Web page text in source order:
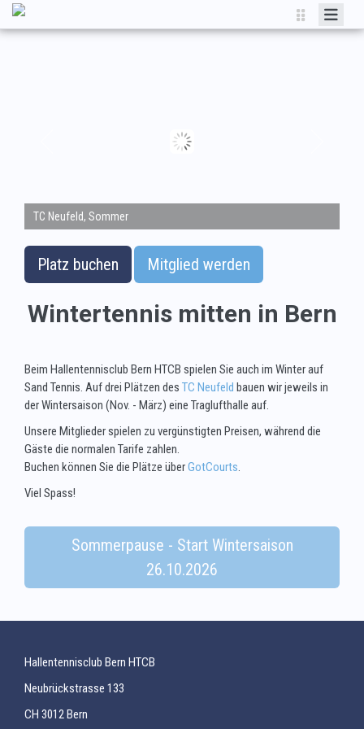
TC Neufeld, Sommer
Platz buchen Mitglied werden
Wintertennis mitten in Bern
Beim Hallentennisclub Bern HTCB spielen Sie auch im Winter auf
Sand Tennis. Auf drei Plätzen des TC Neufeld bauen wir jeweils in
der Wintersaison (Nov. - März) eine Traglufthalle auf.
Unsere Mitglieder spielen zu vergünstigten Preisen, während die
Gäste die normalen Tarife zahlen.
Buchen können Sie die Plätze überGotCourts.
Viel Spass!
Sommerpause - Start Wintersaison
26.10.2026
Hallentennisclub Bern HTCB
Neubrückstrasse 133
CH 3012 Bern